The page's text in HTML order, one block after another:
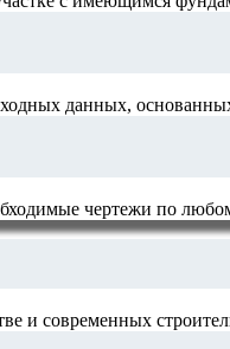
данных,
чертежи по
и современных